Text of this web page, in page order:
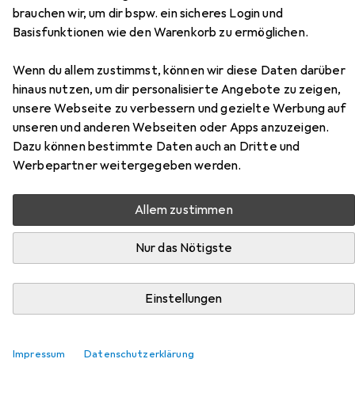
brauchen wir, um dir bspw. ein sicheres Login und
Basisfunktionen wie den Warenkorb zu ermöglichen.
Wenn du allem zustimmst, können wir diese Daten darüber
hinaus nutzen, um dir personalisierte Angebote zu zeigen,
unsere Webseite zu verbessern und gezielte Werbung auf
unseren und anderen Webseiten oder Apps anzuzeigen.
Dazu können bestimmte Daten auch an Dritte und
Werbepartner weitergegeben werden.
Allem zustimmen
Nur das Nötigste
Einstellungen
Impressum Datenschutzerklärung
9 Grössen
Zubehör für Uvex xenova
gelochter Halbschuh S1 SRC
Weite 11
Hier findest du passendes Zubehör zum Produkt Uvex
xenova gelochter Halbschuh S1 SRC Weite 11 aus der